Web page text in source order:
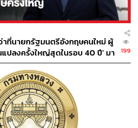
าที่นายกรัฐมนตรีอังกฤษคนใหม่ ผู้
แปลงครั้งใหญ่สุดในรอบ 40 ปี’ มา
199